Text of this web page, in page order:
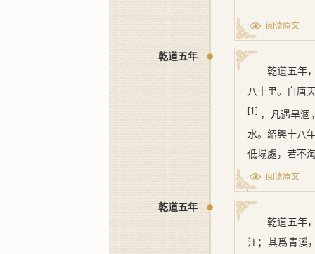
阅读原文
乾道五年
乾道五年
八十里。自唐
[1] ，凡遇旱涸
水。紹興十八
低塌處，若不
岸，實爲兩便
堰、高湫堰、錢
阅读原文
乾道五年
乾道五年
江；其爲青溪